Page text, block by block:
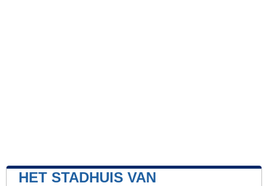
HET STADHUIS VAN